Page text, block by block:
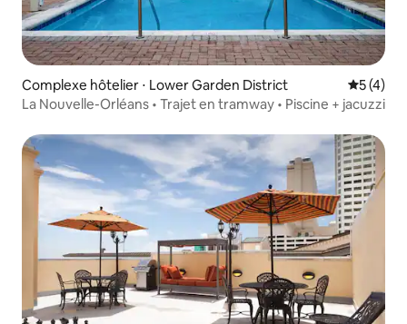
Complexe hôtelier ⋅ Lower Garden District
5 (4)
La Nouvelle-Orléans • Trajet en tramway • Piscine + jacuzzi